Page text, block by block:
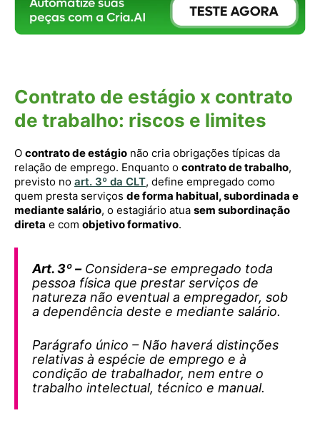
Contrato de estágio x contrato
de trabalho: riscos e limites
O contrato de estágio não cria obrigações típicas da
relação de emprego. Enquanto o contrato de trabalho,
previsto no art. 3º da CLT, define empregado como
quem presta serviços de forma habitual, subordinada e
mediante salário, o estagiário atua sem subordinação
direta e com objetivo formativo.
Art. 3º –Considera-se empregado toda
pessoa física que prestar serviços de
natureza não eventual a empregador, sob
a dependência deste e mediante salário.
Parágrafo único – Não haverá distinções
relativas à espécie de emprego e à
condição de trabalhador, nem entre o
trabalho intelectual, técnico e manual.